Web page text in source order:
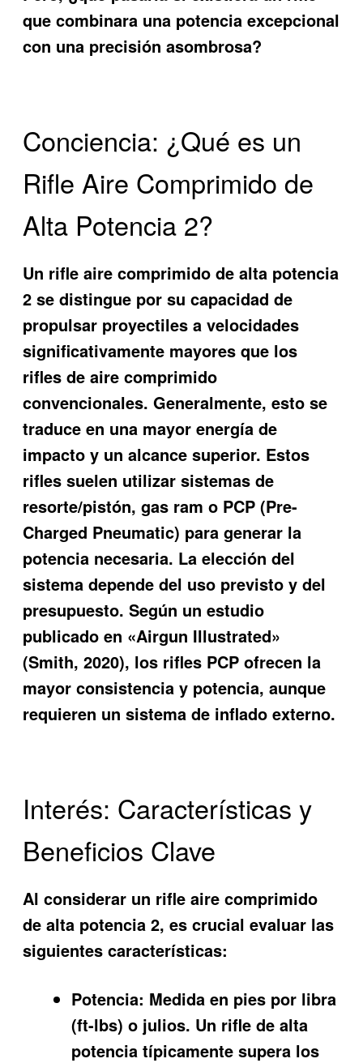
que combinara una potencia excepcional
con una precisión asombrosa?
Conciencia: ¿Qué es un
Rifle Aire Comprimido de
Alta Potencia 2?
Un rifle aire comprimido de alta potencia
2 se distingue por su capacidad de
propulsar proyectiles a velocidades
significativamente mayores que los
rifles de aire comprimido
convencionales. Generalmente, esto se
traduce en una mayor energía de
impacto y un alcance superior. Estos
rifles suelen utilizar sistemas de
resorte/pistón, gas ram o PCP (Pre-
Charged Pneumatic) para generar la
potencia necesaria. La elección del
sistema depende del uso previsto y del
presupuesto. Según un estudio
publicado en «Airgun Illustrated»
(Smith, 2020), los rifles PCP ofrecen la
mayor consistencia y potencia, aunque
requieren un sistema de inflado externo.
Interés: Características y
Beneficios Clave
Al considerar un rifle aire comprimido
de alta potencia 2, es crucial evaluar las
siguientes características:
Potencia: Medida en pies por libra
(ft-lbs) o julios. Un rifle de alta
potencia típicamente supera los